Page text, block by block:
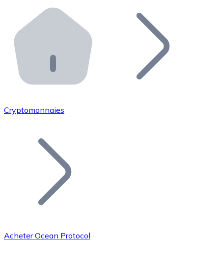
Distributeurs automatiques Bitnovo
Intégrez un ATM Bitnovo dans votre entreprise et
API Bitnovo
Intégrez notre API dans votre écosystème.
Rejoignez notre réseau de distributeurs et
Ajoutez le token de votre projet à notre service
Cryptomonnaies
Acheter Ocean Protocol